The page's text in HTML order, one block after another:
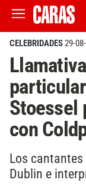
CELEBRIDADES29-
Stoessel
con
Los
Dublin e